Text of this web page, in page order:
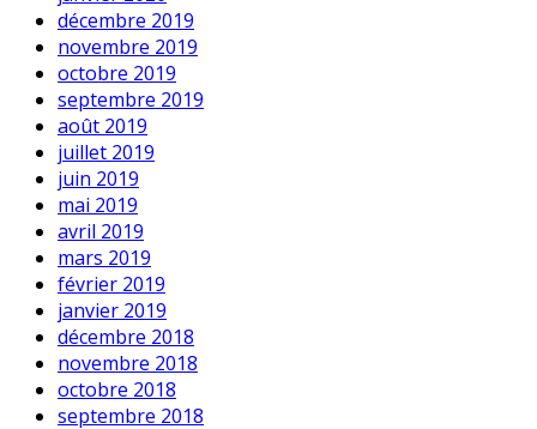
décembre 2019
novembre 2019
octobre 2019
septembre 2019
août 2019
juillet 2019
juin 2019
mai 2019
avril 2019
mars 2019
février 2019
janvier 2019
décembre 2018
novembre 2018
octobre 2018
septembre 2018